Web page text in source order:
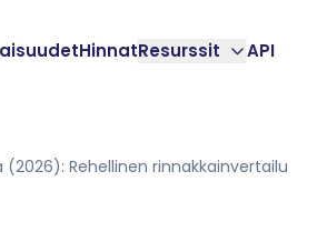
HinnatResurssit API
Rehellinen rinnakkainvertailu